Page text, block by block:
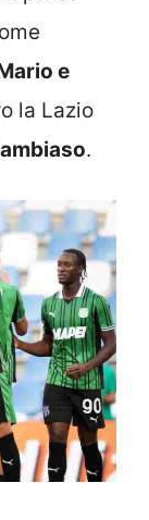
e
la Lazio
.